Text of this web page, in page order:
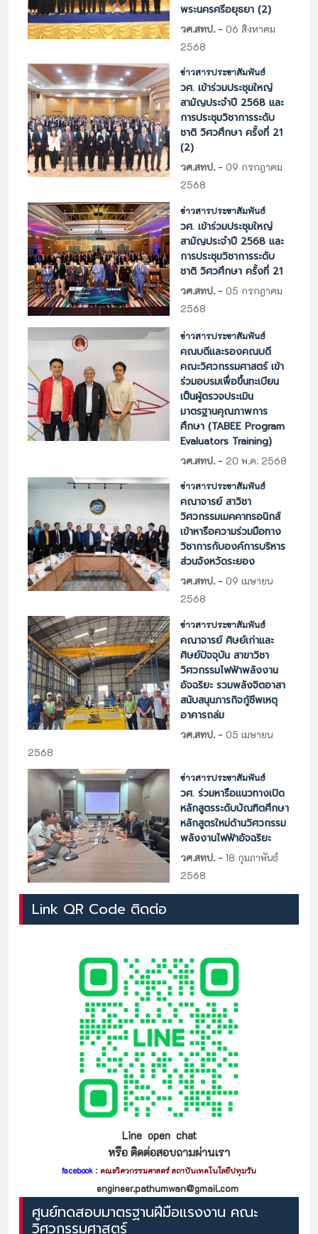
พระนครศรีอยุธยา (2)
วศ.สทป.-06 สิงหาคม
2568
ข่าวสารประชาสัมพันธ์
วศ. เข้าร่วมประชุมใหญ่
สามัญประจำปี 2568 และ
การประชุมวิชาการระดับ
ชาติ วิศวศึกษา ครั้งที่ 21
(2)
วศ.สทป.-09 กรกฎาคม
2568
ข่าวสารประชาสัมพันธ์
วศ. เข้าร่วมประชุมใหญ่
สามัญประจำปี 2568 และ
การประชุมวิชาการระดับ
ชาติ วิศวศึกษา ครั้งที่ 21
วศ.สทป.-05 กรกฎาคม
2568
ข่าวสารประชาสัมพันธ์
คณบดีและรองคณบดี
คณะวิศวกรรมศาสตร์ เข้า
ร่วมอบรมเพื่อขึ้นทะเบียน
เป็นผู้ตรวจประเมิน
มาตรฐานคุณภาพการ
ศึกษา (TABEE Program
Evaluators Training)
วศ.สทป.- 20 พ.ค. 2568
ข่าวสารประชาสัมพันธ์
คณาจารย์ สาวิชา
วิศวกรรมเมคคาทรอนิกส์
เข้าหารือความร่วมมือทาง
วิชาการกับองค์การบริหาร
ส่วนจังหวัดระยอง
วศ.สทป.-09 เมษายน
2568
ข่าวสารประชาสัมพันธ์
คณาจารย์ ศิษย์เก่าและ
ศิษย์ปัจจุบัน สาขาวิชา
วิศวกรรมไฟฟ้าพลังงาน
อัจฉริยะ รวมพลังจิตอาสา
สนับสนุนภารกิจกู้ชีพเหตุ
อาคารถล่ม
วศ.สทป.-05 เมษายน
2568
ข่าวสารประชาสัมพันธ์
วศ. ร่วมหารือแนวทางเปิด
หลักสูตรระดับบัณฑิตศึกษา
หลักสูตรใหม่ด้านวิศวกรรม
พลังงานไฟฟ้าอัจฉริยะ
วศ.สทป.-18 กุมภาพันธ์
2568
Link QR Code ติดต่อ
Line open chat
หรือ ติดต่อสอบถามผ่านเรา
facebook : คณะวิศวกรรมศาสตร์ สถาบันเทคโนโลยีปทุมวัน
engineer.pathumwan@gmail.com
ศูนย์ทดสอบมาตรฐานฝีมือแรงงาน คณะ
วิศวกรรมศาสตร์